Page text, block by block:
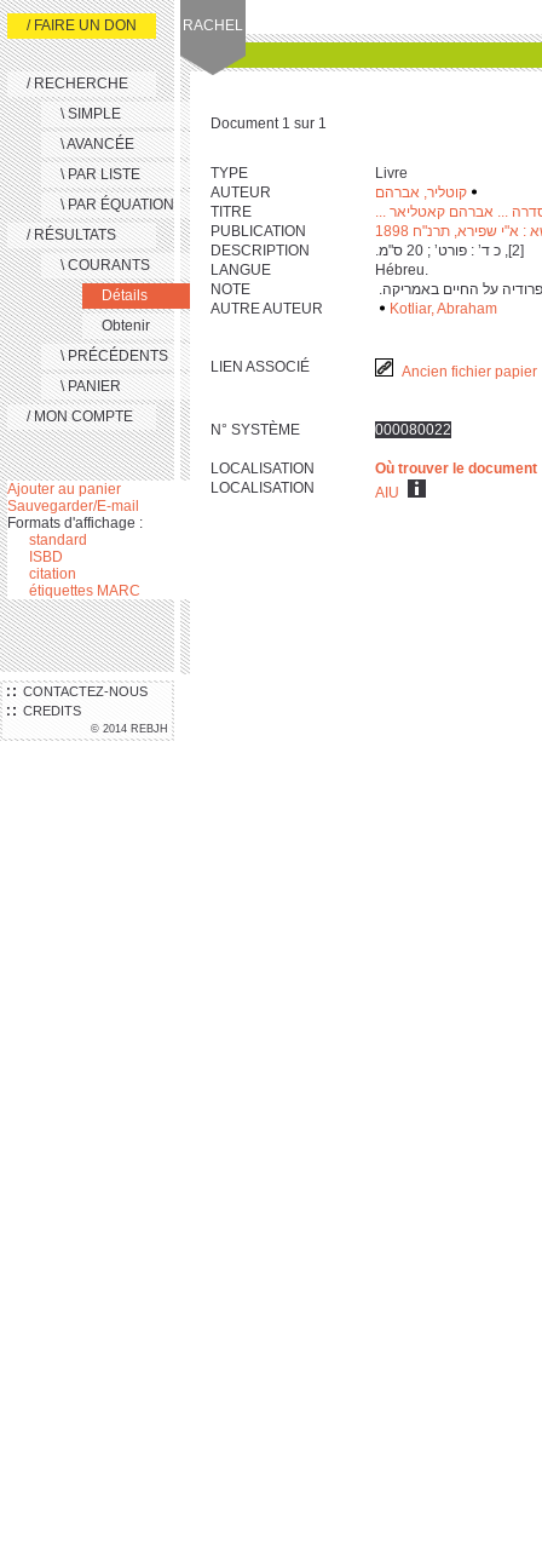
RACHEL
CONTACTEZ-NOUS
CREDITS
© 2014 REBJH
/ FAIRE UN DON
/ RECHERCHE
\ SIMPLE
\ AVANCÉE
\ PAR LISTE
\ PAR ÉQUATION
/ RÉSULTATS
\ COURANTS
Détails
Obtenir
\ PRÉCÉDENTS
\ PANIER
/ MON COMPTE
Ajouter au panier
Sauvegarder/E-mail
Formats d'affichage :
standard
ISBD
citation
étiquettes MARC
Document 1 sur 1
TYPE
Livre
AUTEUR
קוטליר, אברהם
TITRE
... אברהם קאטליאר ...
PUBLICATION
: א"י שפירא, תרנ"ח 1898
DESCRIPTION
LANGUE
Hébreu.
NOTE
AUTRE AUTEUR
Kotliar, Abraham
LIEN ASSOCIÉ Ancien fichier papier
N° SYSTÈME 000080022
LOCALISATION
Où trouver le document
LOCALISATION
AIU